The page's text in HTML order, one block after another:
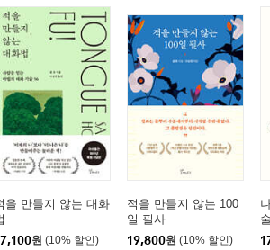
33 단숨에 자신감을 되찾는 비결
34 당신이 원하는 상황을 그려보라
35 두려움을 다스리는 것이 먼저다
36 설득의 다섯 가지 원칙
37 상대의 거절을 뒤집는 3R 전략
38 어떤 언어적 공격이든 이겨낼 수 있다
39 주도권을 내주지 않는 것이 중요하다
람을 얻는 대화법
40 사람들은 당신의 귀를 원한다
을 만들지 않는 대화
원 (10% 할인)
적을 만들지 않는 100
일 필사
19,800원 (10% 할인)